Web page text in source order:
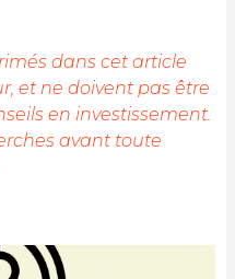
et d'informer le grand
constante évolution.
à chacun de mieux
de saisir les
m'efforce chaque jour
de l'actualité, de
de relayer les
en marche.
dans cet article
et ne doivent pas être
en investissement.
avant toute